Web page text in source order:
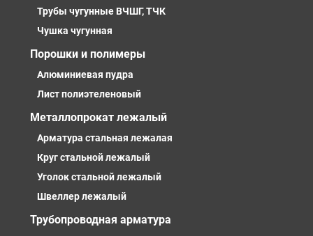
Трубы чугунные ВЧШГ, ТЧК
Чушка чугунная
Порошки и полимеры
Алюминиевая пудра
Лист полиэтеленовый
Металлопрокат лежалый
Арматура стальная лежалая
Круг стальной лежалый
Уголок стальной лежалый
Швеллер лежалый
Трубопроводная арматура